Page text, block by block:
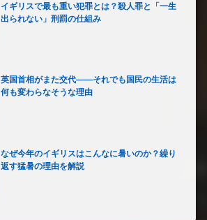
イギリスで最も重い犯罪とは？殺人罪と「一生
出られない」刑罰の仕組み
英国首相がまた交代――それでも国民の生活は
何も変わらなそうな理由
なぜ今年のイギリスはこんなに暑いのか？繰り
返す猛暑の理由を解説